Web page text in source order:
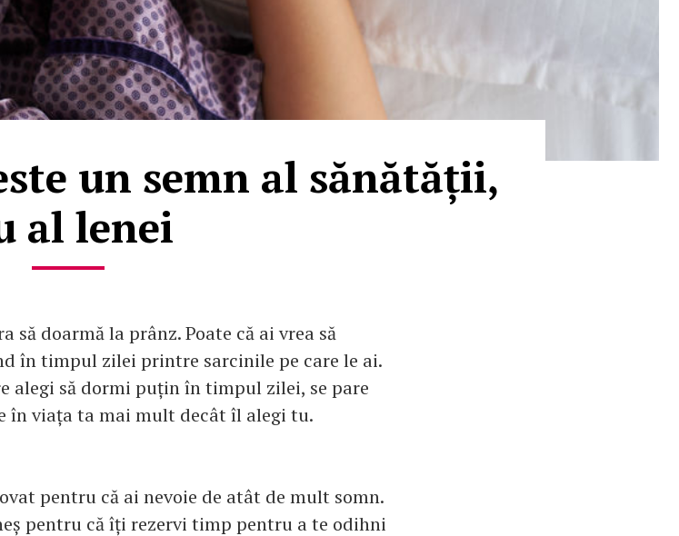
un semn al sănătății,
al lenei
să doarmă la prânz. Poate că ai vrea să
în timpul zilei printre sarcinile pe care le ai.
alegi să dormi puțin în timpul zilei, se pare
în viața ta mai mult decât îl alegi tu.
pentru că ai nevoie de atât de mult somn.
pentru că îți rezervi timp pentru a te odihni